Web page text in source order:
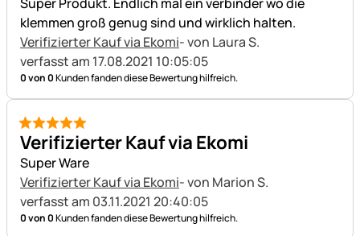
klemmen groß genug sind und wirklich halten.
Verifizierter Kauf via Ekomi- von Laura S.
verfasst am 17.08.2021 10:05:05
0 von 0Kunden fanden diese Bewertung hilfreich.
5 von 5
Verifizierter Kauf via Ekomi
Super Ware
Verifizierter Kauf via Ekomi- von Marion S.
verfasst am 03.11.2021 20:40:05
0 von 0Kunden fanden diese Bewertung hilfreich.